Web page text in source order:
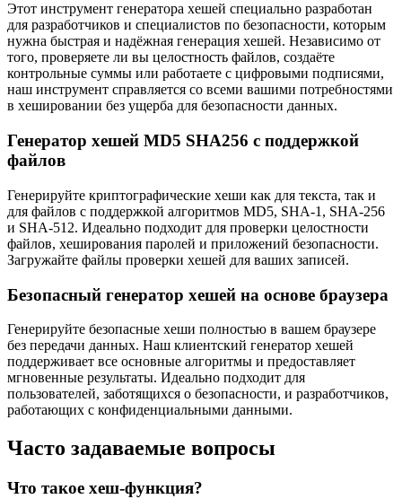
Этот инструмент генератора хешей специально разработан
для разработчиков и специалистов по безопасности, которым
нужна быстрая и надёжная генерация хешей. Независимо от
того, проверяете ли вы целостность файлов, создаёте
контрольные суммы или работаете с цифровыми подписями,
наш инструмент справляется со всеми вашими потребностями
в хешировании без ущерба для безопасности данных.
Генератор хешей MD5 SHA256 с поддержкой
файлов
Генерируйте криптографические хеши как для текста, так и
для файлов с поддержкой алгоритмов MD5, SHA-1, SHA-256
и SHA-512. Идеально подходит для проверки целостности
файлов, хеширования паролей и приложений безопасности.
Загружайте файлы проверки хешей для ваших записей.
Безопасный генератор хешей на основе браузера
Генерируйте безопасные хеши полностью в вашем браузере
без передачи данных. Наш клиентский генератор хешей
поддерживает все основные алгоритмы и предоставляет
мгновенные результаты. Идеально подходит для
пользователей, заботящихся о безопасности, и разработчиков,
работающих с конфиденциальными данными.
Часто задаваемые вопросы
Что такое хеш-функция?